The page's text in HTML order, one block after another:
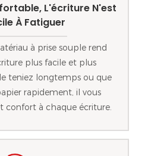
L'écriture N'est
À Fatiguer
à prise souple rend
plus facile et plus
teniez longtemps ou que
rapidement, il vous
confort à chaque écriture.